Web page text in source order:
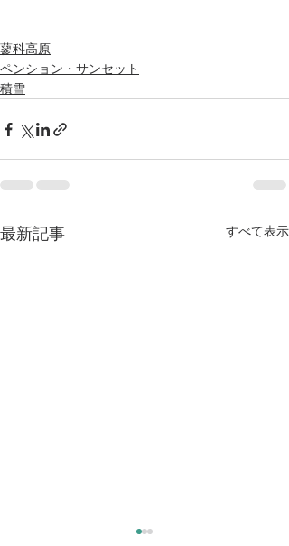
蓼科高原
ペンション・サンセット
積雪
最新記事 すべて表示